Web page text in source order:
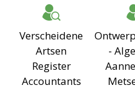
Verscheidene
Artsen
Register
Accountants
-